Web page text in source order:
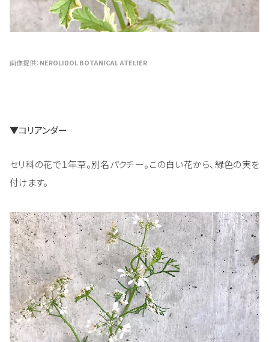
画像提供： NEROLIDOL BOTANICAL ATELIER
▼コリアンダー
セリ科の花で１年草。別名パクチー。この白い花から、緑色の実を
付けます。